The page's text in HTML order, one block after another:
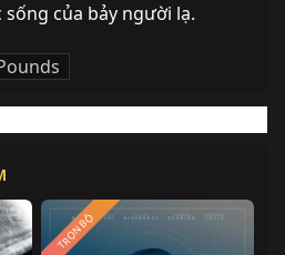
của bảy người lạ.
TRỌN BỘ